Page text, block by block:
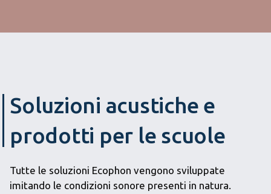
Soluzioni acustiche e
prodotti per le scuole
Tutte le soluzioni Ecophon vengono sviluppate
imitando le condizioni sonore presenti in natura.